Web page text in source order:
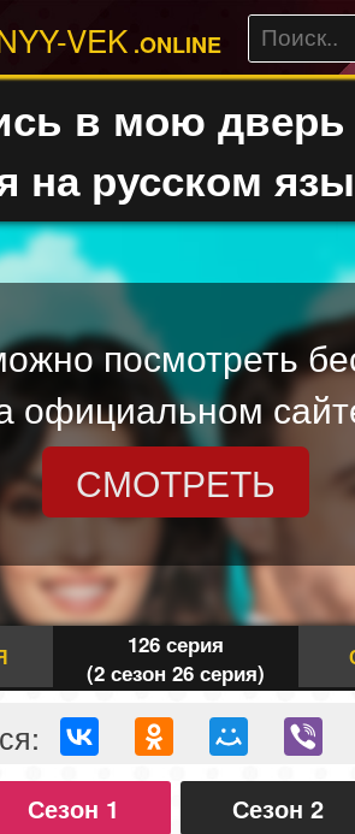
VEK .ONLINE
в мою дверь
на русском
посмотреть
официальном
СМОТРЕТЬ
126 серия
(2 сезон 26 серия)
Сезон 1 Сезон 2